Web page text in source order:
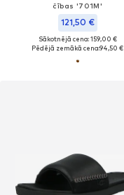
čības '701M'
121,50 €
Sākotnējā cena: 159,00 €
Pēdējā zemākā cena:94,50 €